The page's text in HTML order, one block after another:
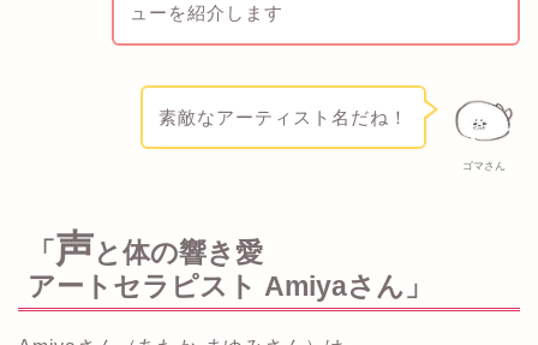
ューを紹介します
ゴマさん
素敵なアーティスト名だね！
「 声と体の響き愛
アートセラピスト Amiyaさん」